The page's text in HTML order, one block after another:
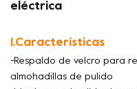
eléctrica
1.Características
-Respaldo de velcro para
almohadillas de pulido